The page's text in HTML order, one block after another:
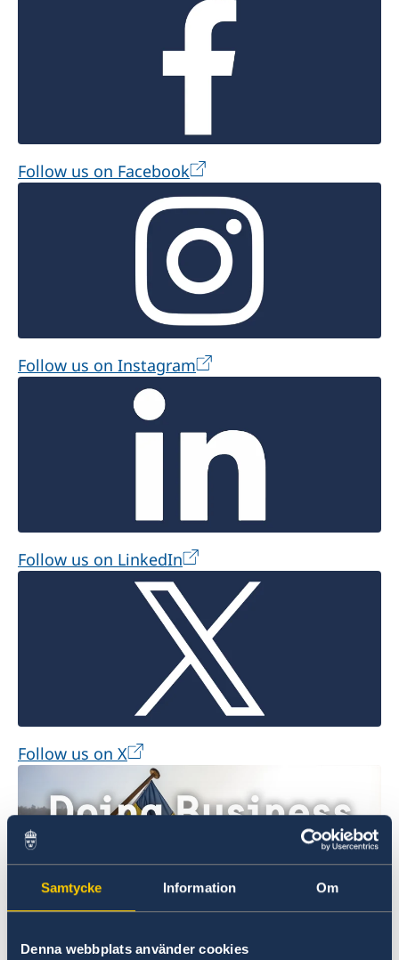
Samtycke Information Om
Denna webbplats använder cookies
Follow us on Facebook
Follow us on Instagram
Follow us on LinkedIn
Follow us on X
Fazer negócios com a Suécia